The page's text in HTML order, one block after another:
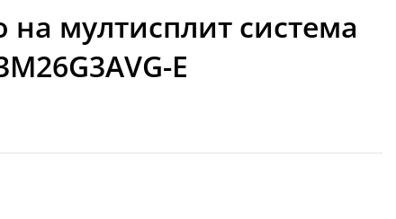
мултисплит система
E